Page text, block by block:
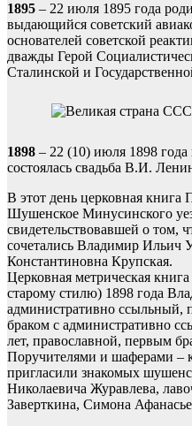
1895 – 22 июля 1895 года
выдающийся советский
основателей советской
дважды Герой
Сталинской и
1898 – 22 (10) июля 1898
состоялась свадьба В.И.
В этот день церковная книга
Шушенское Минусинского
свидетельствовавшей о том,
сочетались Владимир Ильич
Константиновна Крупская.
Церковная метрическая
старому стилю) 1898 года
административно ссыльный,
браком с административно
лет, православной, первым
Поручителями и шаферами –
пригласили знакомых
Николаевича Журавлева,
Заверткина, Симона